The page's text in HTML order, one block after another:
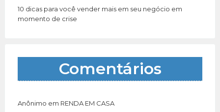
10 dicas para você vender mais em seu negócio em
momento de crise
Comentários
Anônimo em RENDA EM CASA